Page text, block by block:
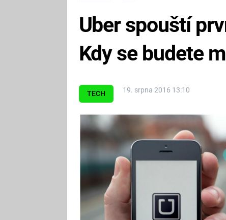
TECH 19. srpna 2016 13:10
Uber spouští
Kdy se budete